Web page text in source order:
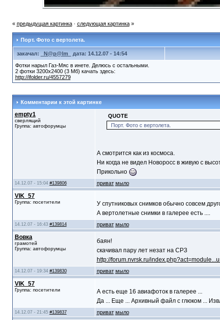
« предыдущая картинка· следующая картинка»
Порт. Фото с вертолета.
закачал: _N@p@lm_
дата: 14.12.07 - 14:54
Фотки нарыл Газ-Мяс в инете. Делюсь с остальными.
2 фотки 3200х2400 (3 Мб) качать здесь:
http://ifolder.ru/4557279
Комментарии к этой картинке
empty1
сверлящий
Группа: автофорумцы
QUOTE
Порт. Фото с вертолета.
А смотрится как из космоса.
Ни когда не видел Новоросс в живую с
Прикольно
14.12.07 - 15:04 #139806 приват мыло
VIK_57
Группа: посетители
У спутниковых снимков обычно совсем
А вертолетные снимки в галерее есть ....
14.12.07 - 16:43 #139814 приват мыло
Вовка
грамотей
Группа: автофорумцы
баян!
скачивал пару лет незат на СРЗ
http://forum.nvrsk.ru/
14.12.07 - 19:34 #139830 приват мыло
VIK_57
Группа: посетители
А есть еще 16 авиафоток в галерее ...
Да ... Еще ... Архивный файл с глюком ...
14.12.07 - 21:45 #139837 приват мыло